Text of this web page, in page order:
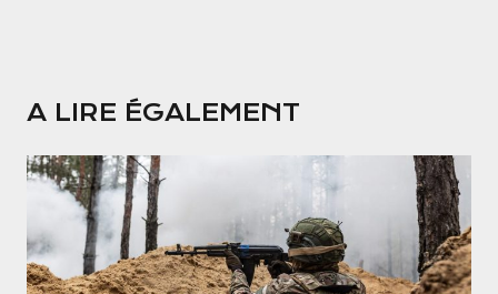
A LIRE ÉGALEMENT